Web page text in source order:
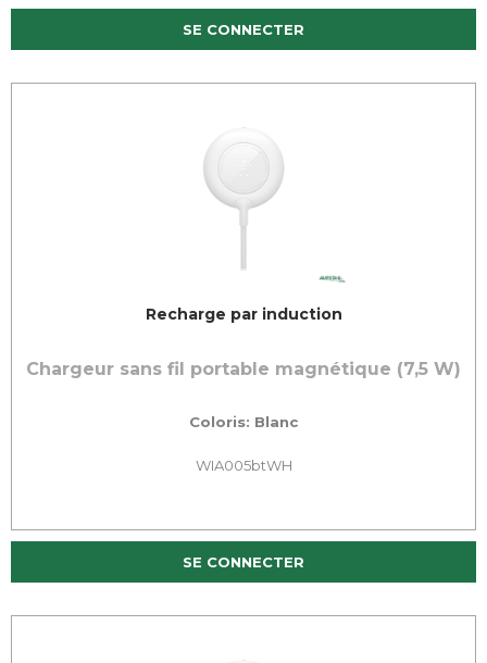
SE CONNECTER
Recharge par induction
Chargeur sans fil portable magnétique (7,5 W)
Coloris: Blanc
WIA005btWH
SE CONNECTER